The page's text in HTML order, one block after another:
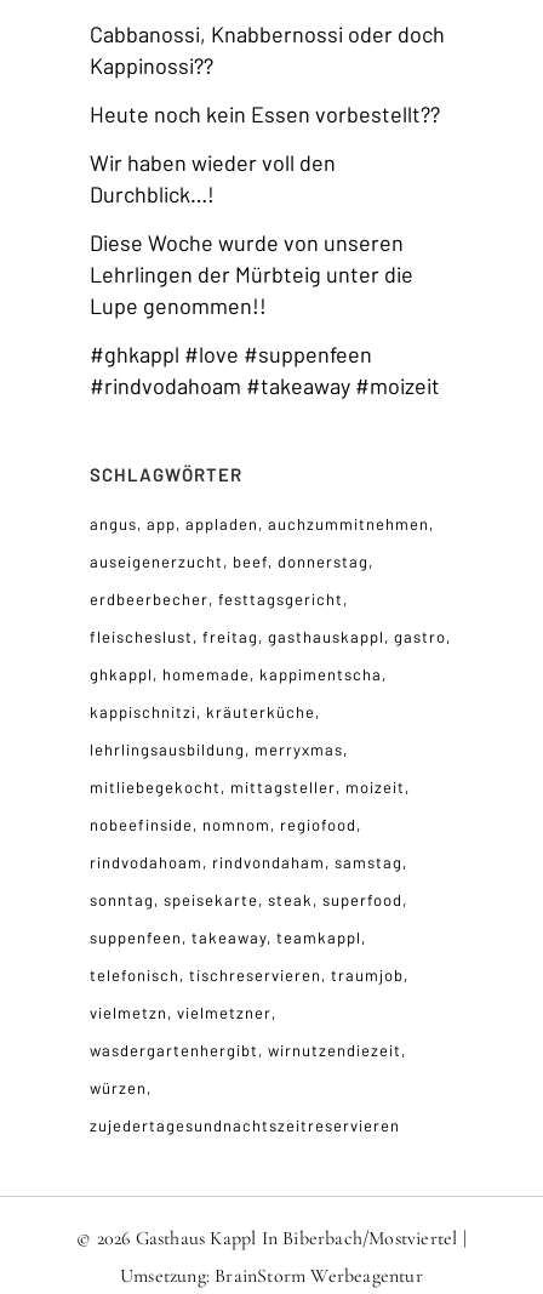
Cabbanossi, Knabbernossi oder doch
Kappinossi??
Heute noch kein Essen vorbestellt??
Wir haben wieder voll den
Durchblick…!
Diese Woche wurde von unseren
Lehrlingen der Mürbteig unter die
Lupe genommen!!
#ghkappl #love #suppenfeen
#rindvodahoam #takeaway #moizeit
SCHLAGWÖRTER
angus app appladen
auchzummitnehmen
auseigenerzucht
beef donnerstag
erdbeerbecher festtagsgericht
fleischeslust
freitag gasthauskappl
gastro
ghkappl
homemade
kappimentscha
kappischnitzi
kräuterküche
lehrlingsausbildung
merryxmas
mitliebegekocht
mittagsteller
moizeit
nobeefinside
nomnom
regiofood
rindvodahoam
rindvondaham
samstag
sonntag
speisekarte steak
superfood
suppenfeen
takeaway teamkappl
telefonisch
tischreservieren
traumjob
vielmetzn
vielmetzner
wasdergartenhergibt
wirnutzendiezeit
würzen
zujedertagesundnachtszeitreservieren
© 2026 Gasthaus Kappl In Biberbach/Mostviertel |
Umsetzung: BrainStorm Werbeagentur